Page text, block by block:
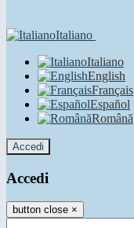
Italiano
Italiano
English
Français
Español
Română
Accedi
Accedi
button close ×